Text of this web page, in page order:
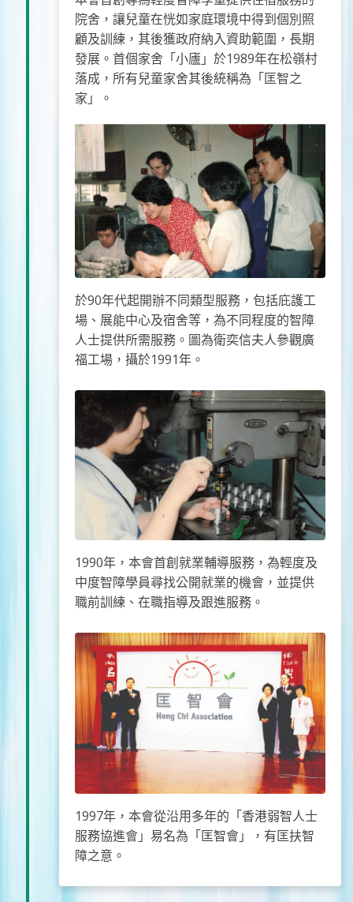
院舍，讓兒童在恍如家庭環境中得到個別照
顧及訓練，其後獲政府納入資助範圍，長期
發展。首個家舍「小廬」於1989年在松嶺村
落成，所有兒童家舍其後統稱為「匡智之
家」。
於90年代起開辦不同類型服務，包括庇護工
場、展能中心及宿舍等，為不同程度的智障
人士提供所需服務。圖為衛奕信夫人參觀廣
福工場，攝於1991年。
1990年，本會首創就業輔導服務，為輕度及
中度智障學員尋找公開就業的機會，並提供
職前訓練、在職指導及跟進服務。
1997年，本會從沿用多年的「香港弱智人士
服務協進會」易名為「匡智會」，有匡扶智
障之意。